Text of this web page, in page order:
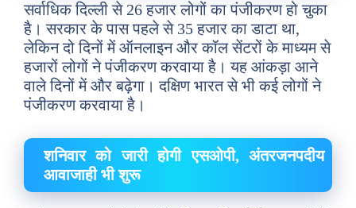
सर्वाधिक दिल्ली से 26 हजार लोगों का पंजीकरण हो चुका
है। सरकार के पास पहले से 35 हजार का डाटा था,
लेकिन दो दिनों में ऑनलाइन और कॉल सेंटरों के माध्यम से
हजारों लोगों ने पंजीकरण करवाया है। यह आंकड़ा आने
वाले दिनों में और बढ़ेगा। दक्षिण भारत से भी कई लोगों ने
पंजीकरण करवाया है।
शनिवार को जारी होगी एसओपी, अंतरजनपदीय
आवाजाही भी शुरू